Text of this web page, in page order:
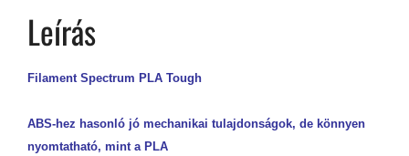
Leírás
Filament Spectrum PLA Tough
ABS-hez hasonló jó mechanikai tulajdonságok, de könnyen
nyomtatható, mint a PLA